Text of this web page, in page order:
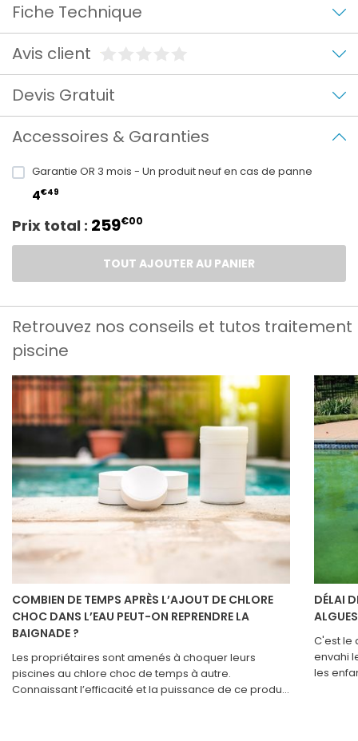
Fiche Technique
Avis client
Devis Gratuit
Accessoires & Garanties
Garantie OR 3 mois - Un produit neuf en cas de panne
4€49
Prix total : 259€00
TOUT AJOUTER AU PANIER
Retrouvez nos conseils et tutos traitement
piscine
COMBIEN DE TEMPS APRÈS L’AJOUT DE CHLORE
CHOC DANS L’EAU PEUT-ON REPRENDRE LA
BAIGNADE ?
Les propriétaires sont amenés à choquer leurs
piscines au chlore choc de temps à autre.
Connaissant l’efficacité et la puissance de ce produit,
DÉLAI
C'est le
envahi
les